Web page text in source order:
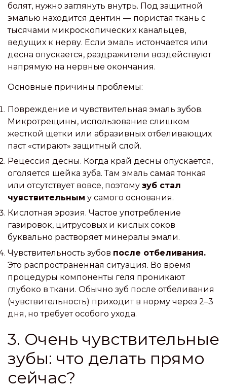
болят, нужно заглянуть внутрь. Под защитной
эмалью находится дентин — пористая ткань с
тысячами микроскопических канальцев,
ведущих к нерву. Если эмаль истончается или
десна опускается, раздражители воздействуют
напрямую на нервные окончания.
Основные причины проблемы:
Повреждение и чувствительная эмаль зубов.
Микротрещины, использование слишком
жесткой щетки или абразивных отбеливающих
паст «стирают» защитный слой.
Рецессия десны. Когда край десны опускается,
оголяется шейка зуба. Там эмаль самая тонкая
или отсутствует вовсе, поэтому зуб стал
чувствительным у самого основания.
Кислотная эрозия. Частое употребление
газировок, цитрусовых и кислых соков
буквально растворяет минералы эмали.
Чувствительность зубов после отбеливания.
Это распространенная ситуация. Во время
процедуры компоненты геля проникают
глубоко в ткани. Обычно зуб после отбеливания
(чувствительность) приходит в норму через 2–3
дня, но требует особого ухода.
3. Очень чувствительные
зубы: что делать прямо
сейчас?